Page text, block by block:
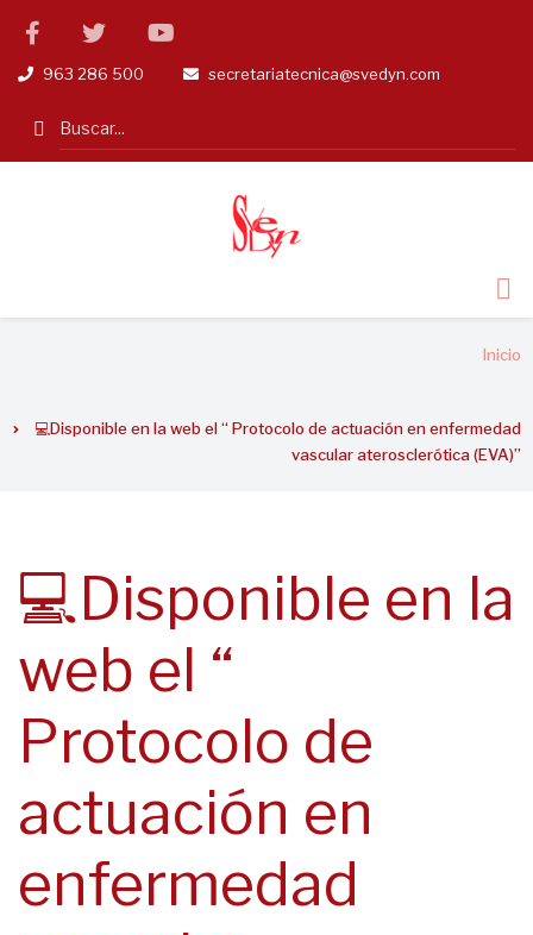
Pasar
contenido
facebooktwitter
tel963 286 500 email
secretariatecnica@svedyn.com
Search
ayuda
Inicio
💻Disponible en la web el “ Protocolo de actuación en enfermedad
vascular aterosclerótica (EVA)”
💻Disponible en la
web el “
Protocolo de
actuación en
enfermedad